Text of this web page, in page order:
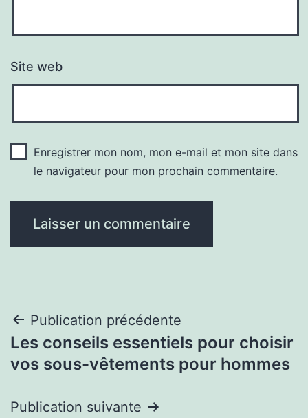
Site web
Enregistrer mon nom, mon e-mail et mon site dans
le navigateur pour mon prochain commentaire.
Navigation
de
Publication précédente
Les conseils essentiels pour choisir
vos sous-vêtements pour hommes
Publication suivante